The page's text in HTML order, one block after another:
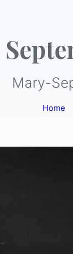
Mary-
Home